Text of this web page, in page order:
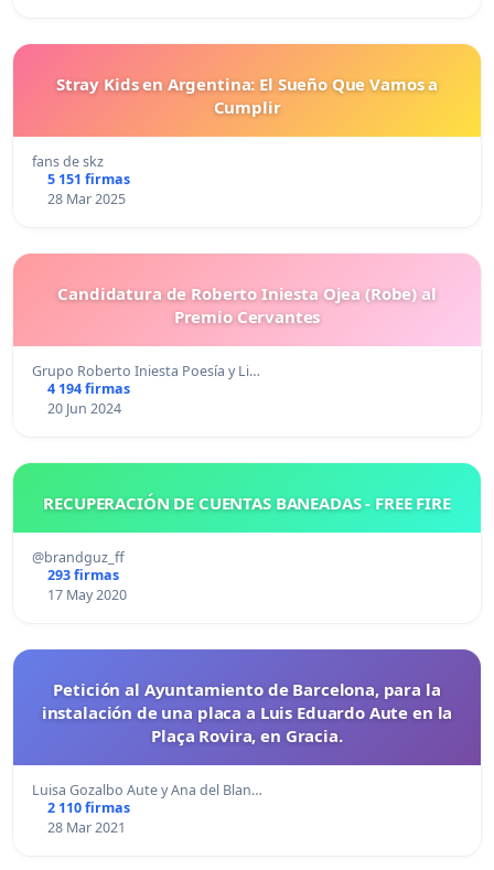
Stray Kids en Argentina: El Sueño Que Vamos a
Cumplir
fans de skz
5 151 firmas
28 Mar 2025
Candidatura de Roberto Iniesta Ojea (Robe) al
Premio Cervantes
Grupo Roberto Iniesta Poesía y Li…
4 194 firmas
20 Jun 2024
RECUPERACIÓN DE CUENTAS BANEADAS - FREE FIRE
@brandguz_ff
293 firmas
17 May 2020
Petición al Ayuntamiento de Barcelona, para la
instalación de una placa a Luis Eduardo Aute en la
Plaça Rovira, en Gracia.
Luisa Gozalbo Aute y Ana del Blan…
2 110 firmas
28 Mar 2021